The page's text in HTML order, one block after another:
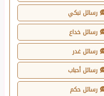
رسائل تبكي
رسائل خداع
رسائل غدر
رسائل أحباب
رسائل حكم